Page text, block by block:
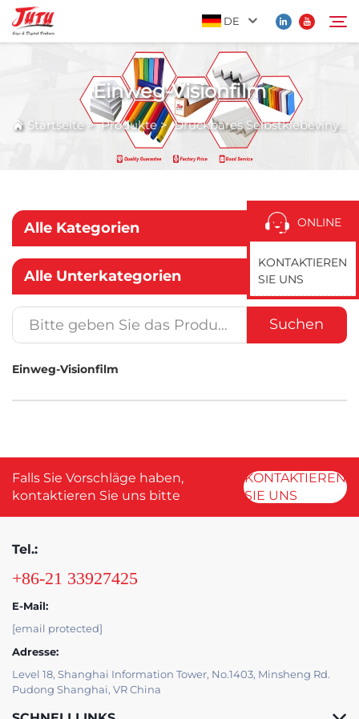
DE
Startseite
Anwendung
Nachrichten
Kontaktieren Sie Uns
Suchen
ONLINE
KONTAKTIEREN
SIE UNS
Einweg-Visionfilm
Startseite>Produkte>Druckbares Selbstklebevinyl
Alle Kategorien
Alle Unterkategorien
Suchen
Einweg-Visionfilm
Falls Sie Vorschläge haben,
kontaktieren Sie uns bitte
KONTAKTIEREN
SIE UNS
Tel.:
+86-21 33927425
E-Mail:
[email protected]
Adresse:
Level 18, Shanghai Information Tower, No.1403, Minsheng Rd.
Pudong Shanghai, VR China